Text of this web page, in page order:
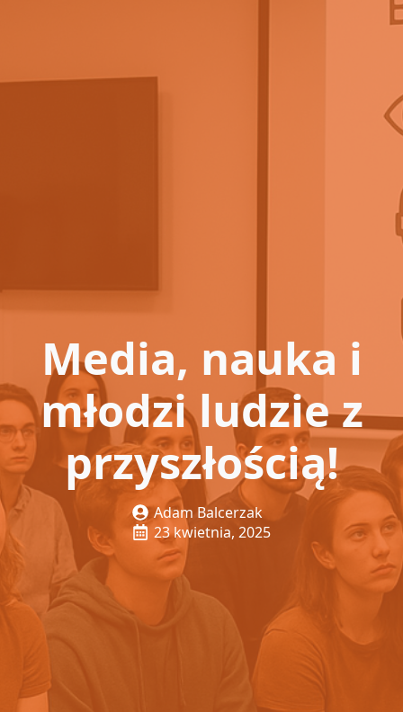
Media, nauka i
młodzi ludzie z
przyszłością!
Adam Balcerzak
23 kwietnia, 2025